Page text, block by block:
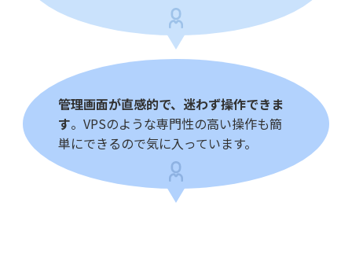
管理画面が直感的で、迷わず操作できま
す。VPSのような専門性の高い操作も簡
単にできるので気に入っています。